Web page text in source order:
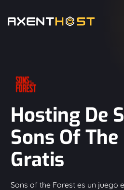
Hosting De
Sons Of
Gratis
Sons of the Forest es un juego